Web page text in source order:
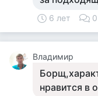
6 лет 0
Владимир
нравится в